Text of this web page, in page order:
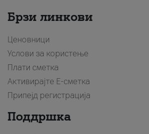
Брзи линкови
Ценовници
Услови за користење
Плати сметка
Активирајте Е-сметка
Припејд регистрација
Поддршка